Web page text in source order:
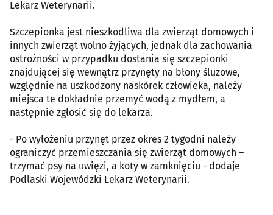
Lekarz Weterynarii.
Szczepionka jest nieszkodliwa dla zwierząt domowych i
innych zwierząt wolno żyjących, jednak dla zachowania
ostrożności w przypadku dostania się szczepionki
znajdującej się wewnątrz przynęty na błony śluzowe,
względnie na uszkodzony naskórek człowieka, należy
miejsca te dokładnie przemyć wodą z mydłem, a
następnie zgłosić się do lekarza.
- Po wyłożeniu przynęt przez okres 2 tygodni należy
ograniczyć przemieszczania się zwierząt domowych –
trzymać psy na uwięzi, a koty w zamknięciu - dodaje
Podlaski Wojewódzki Lekarz Weterynarii.